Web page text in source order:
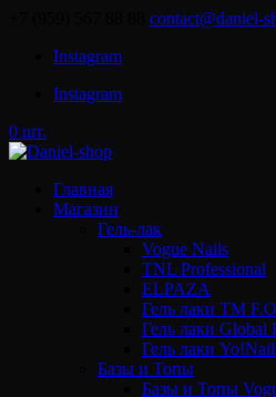
contact@daniel-
Instagram
Instagram
0 шт.
Главная
Магазин
Гель-лак
Vogue Nails
TNL Professional
ELPAZA
Гель лаки ТМ
Гель лаки Global
Гель лаки
Базы и Топы
Базы и Топы